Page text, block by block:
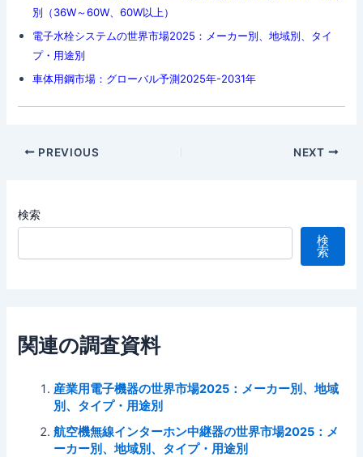
別（36W～60W、60W以上）
電子水栓システムの世界市場2025：メーカー別、地域別、タイ
プ・用途別
車体用鋼市場：グローバル予測2025年-2031年
Post
PREVIOUS NEXT
検索
検
索
関連の調査資料
産業用電子機器の世界市場2025：メーカー別、地域
別、タイプ・用途別
航空機無線インターホン中継器の世界市場2025：メ
ーカー別、地域別、タイプ・用途別